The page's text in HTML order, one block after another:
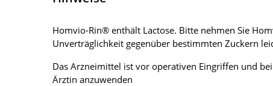
Homvio-Rin® enthält Lactose. Bitte nehmen Sie
Unverträglichkeit gegenüber bestimmten Zuckern
Das Arzneimittel ist vor operativen Eingriffen und
Ärztin anzuwenden